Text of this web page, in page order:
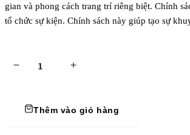
gian và phong cách trang trí riêng biệt. Chính
tổ chức sự kiện. Chính sách này giúp tạo sự
Thêm vào giỏ hàng